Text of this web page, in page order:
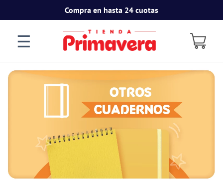
Compra en hasta 24 cuotas
☰